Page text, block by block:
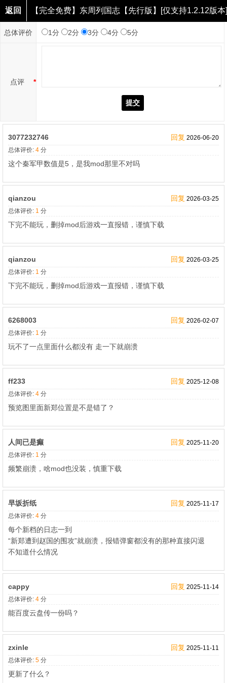
返回 【完全免费】东周列国志【先行版】[仅支持1.2.12版本]
点评
总体评价 1分 2分 3分 4分 5分
*
点评
提交
3077232746 回复 2026-06-20
总体评价: 4 分
这个秦军甲数值是5，是我mod那里不对吗
qianzou 回复 2026-03-25
总体评价: 1 分
下完不能玩，删掉mod后游戏一直报错，谨慎下载
qianzou 回复 2026-03-25
总体评价: 1 分
下完不能玩，删掉mod后游戏一直报错，谨慎下载
6268003 回复 2026-02-07
总体评价: 1 分
玩不了一点里面什么都没有 走一下就崩溃
ff233 回复 2025-12-08
总体评价: 4 分
预览图里面新郑位置是不是错了？
人间已是癫 回复 2025-11-20
总体评价: 1 分
频繁崩溃，啥mod也没装，慎重下载
早坂折纸 回复 2025-11-17
总体评价: 4 分
每个新档的日志一到
“新郑遭到赵国的围攻”就崩溃，报错弹窗都没有的那种直接闪退
不知道什么情况
cappy 回复 2025-11-14
总体评价: 4 分
能百度云盘传一份吗？
zxinle 回复 2025-11-11
总体评价: 5 分
更新了什么？